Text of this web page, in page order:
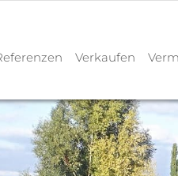
Verkaufen